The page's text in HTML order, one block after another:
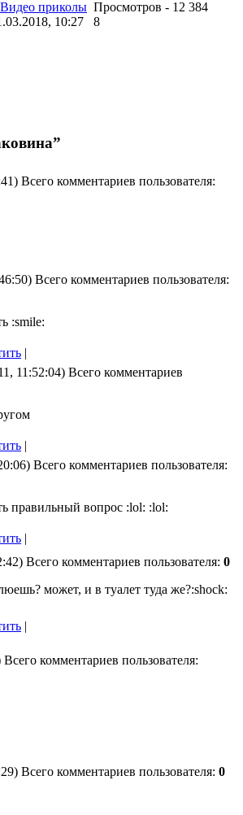
Видео приколы Просмотров - 12 384
10:27
8
Всего комментариев пользователя:
Всего комментариев пользователя:
:smile:
|
11:52:04) Всего комментариев
|
Всего комментариев пользователя:
правильный вопрос :lol: :lol:
|
Всего комментариев пользователя: 0
может, и в туалет туда же?:shock:
|
комментариев пользователя:
Всего комментариев пользователя: 0